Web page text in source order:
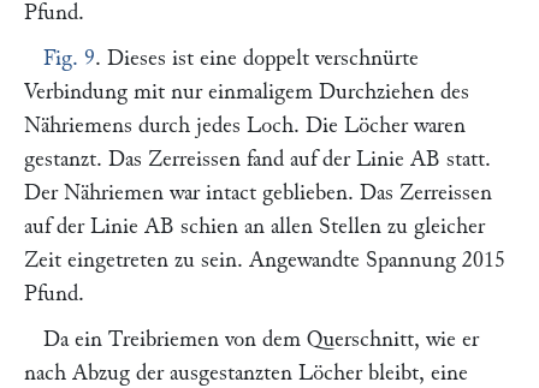
Pfund.
Fig. 9. Dieses ist eine doppelt verschnürte
Verbindung mit nur einmaligem Durchziehen des
Nähriemens durch jedes Loch. Die Löcher waren
gestanzt. Das Zerreissen fand auf der Linie AB statt.
Der Nähriemen war intact geblieben. Das Zerreissen
auf der Linie AB schien an allen Stellen zu gleicher
Zeit eingetreten zu sein. Angewandte Spannung 2015
Pfund.
Da ein Treibriemen von dem Querschnitt, wie er
nach Abzug der ausgestanzten Löcher bleibt, eine